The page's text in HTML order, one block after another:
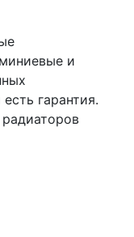
и
гарантия.